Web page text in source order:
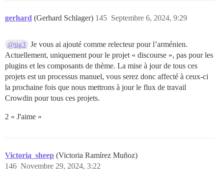
gerhard (Gerhard Schlager) Septembre 6, 2024, 9:29
145
@tig3
Je vous ai ajouté comme relecteur pour l’arménien.
Actuellement, uniquement pour le projet « discourse », pas pour les
plugins et les composants de thème. La mise à jour de tous ces
projets est un processus manuel, vous serez donc affecté à ceux-ci
la prochaine fois que nous mettrons à jour le flux de travail
Crowdin pour tous ces projets.
2 « J'aime »
Victoria_sheep (Victoria Ramírez Muñoz)
Novembre 29, 2024, 3:22
146